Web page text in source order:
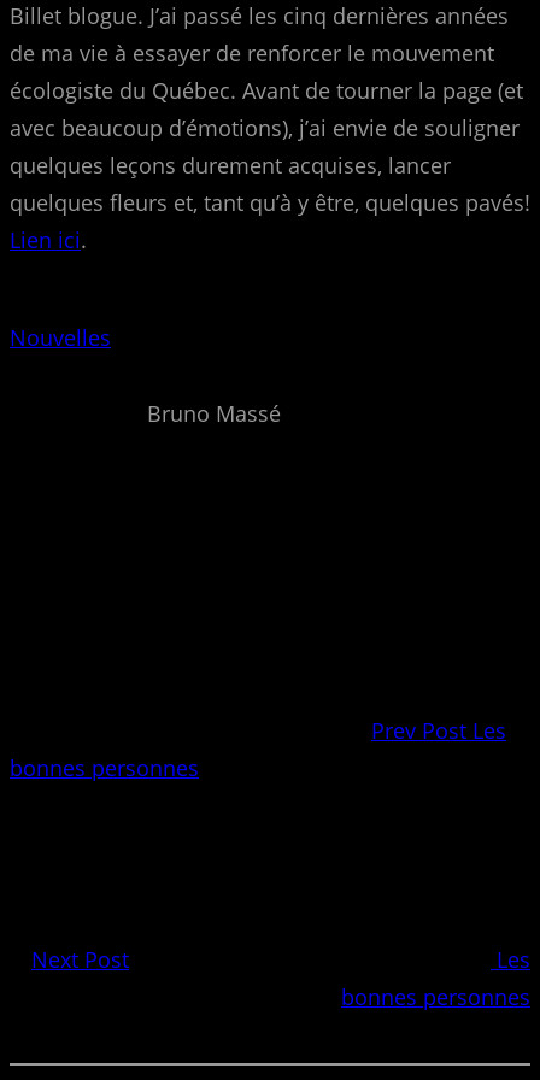
Billet blogue. J’ai passé les cinq dernières années
de ma vie à essayer de renforcer le mouvement
écologiste du Québec. Avant de tourner la page (et
avec beaucoup d’émotions), j’ai envie de souligner
quelques leçons durement acquises, lancer
quelques fleurs et, tant qu’à y être, quelques pavés!
Lien ici.
Nouvelles
Bruno Massé
Prev Post Les
bonnes personnes
Next Post
Les
bonnes personnes